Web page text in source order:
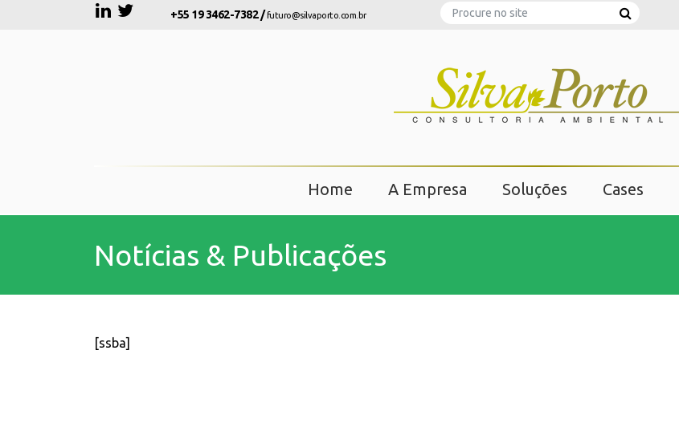
+55 19 3462-7382 /futuro@silvaporto.com.br Search
Home A Empresa Soluções Cases
Notícias & Publicações
[ssba]